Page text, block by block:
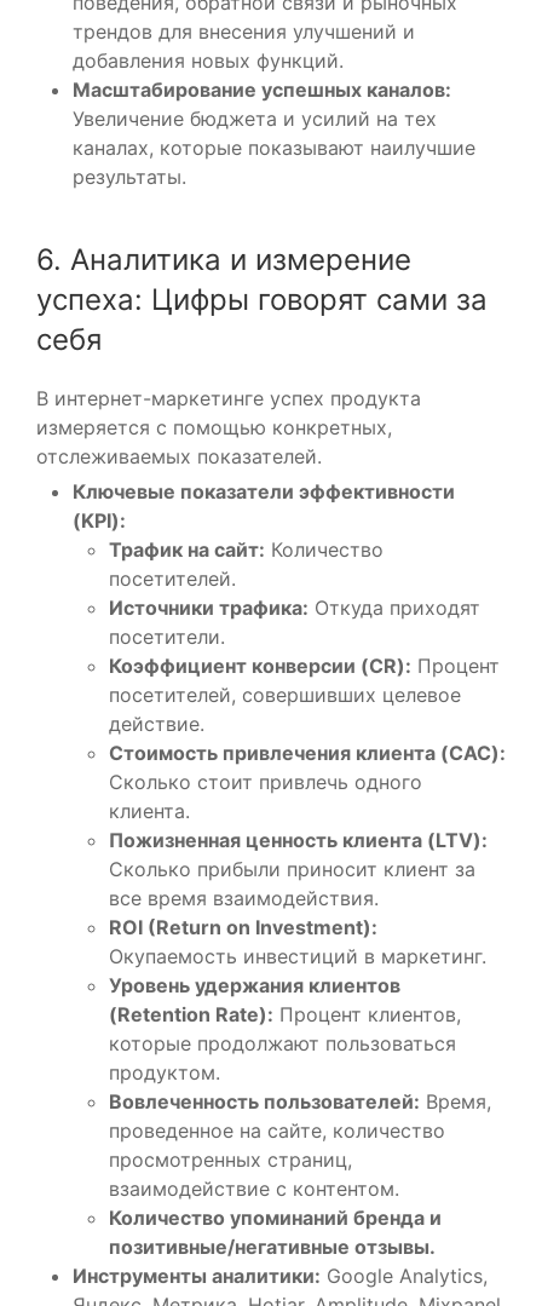
трендов для внесения улучшений и
добавления новых функций.
Масштабирование успешных каналов:
Увеличение бюджета и усилий на тех
каналах, которые показывают наилучшие
результаты.
6. Аналитика и измерение
успеха: Цифры говорят сами за
себя
В интернет-маркетинге успех продукта
измеряется с помощью конкретных,
отслеживаемых показателей.
Ключевые показатели эффективности
(KPI):
Трафик на сайт: Количество
посетителей.
Источники трафика: Откуда приходят
посетители.
Коэффициент конверсии (CR): Процент
посетителей, совершивших целевое
действие.
Стоимость привлечения клиента (CAC):
Сколько стоит привлечь одного
клиента.
Пожизненная ценность клиента (LTV):
Сколько прибыли приносит клиент за
все время взаимодействия.
ROI (Return on Investment):
Окупаемость инвестиций в маркетинг.
Уровень удержания клиентов
(Retention Rate): Процент клиентов,
которые продолжают пользоваться
продуктом.
Вовлеченность пользователей: Время,
проведенное на сайте, количество
просмотренных страниц,
взаимодействие с контентом.
Количество упоминаний бренда и
позитивные/негативные отзывы.
Инструменты аналитики: Google Analytics,